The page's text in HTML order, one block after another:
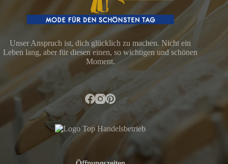
Unser Anspruch ist, dich glücklich zu machen. Nicht ein
Leben lang, aber für diesen einen, so wichtigen und schönen
Moment.